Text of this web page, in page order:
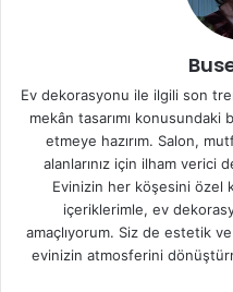
Ev dekorasyonu ile ilgili son
mekân tasarımı
etmeye hazırım. Salon,
alanlarınız için ilham verici
Evinizin her köşesini özel
içeriklerimle, ev
amaçlıyorum. Siz de estetik
evinizin atmosferini